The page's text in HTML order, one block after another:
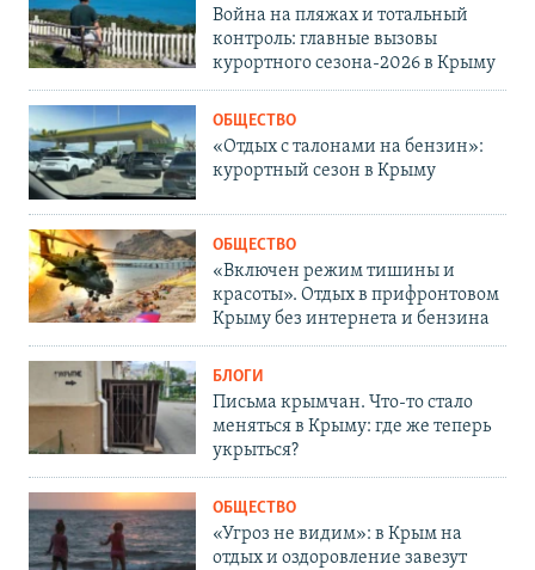
Война на пляжах и тотальный
контроль: главные вызовы
курортного сезона-2026 в Крыму
ОБЩЕСТВО
«Отдых с талонами на бензин»:
курортный сезон в Крыму
ОБЩЕСТВО
«Включен режим тишины и
красоты». Отдых в прифронтовом
Крыму без интернета и бензина
БЛОГИ
Письма крымчан. Что-то стало
меняться в Крыму: где же теперь
укрыться?
ОБЩЕСТВО
«Угроз не видим»: в Крым на
отдых и оздоровление завезут